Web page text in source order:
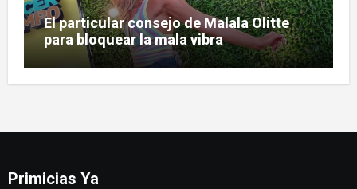
El particular consejo de Malala Olitte
para bloquear la mala vibra
Primicias Ya